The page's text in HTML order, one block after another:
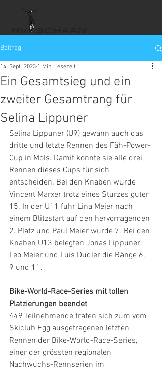
Beitrag
Ein Gesamtsieg und ein
zweiter Gesamtrang für
Selina Lippuner
14. Sept. 2023 1 Min. Lesezeit
Selina Lippuner (U9) gewann auch das
dritte und letzte Rennen des Fäh-Power-
Cup in Mols. Damit konnte sie alle drei
Rennen dieses Cups für sich
entscheiden. Bei den Knaben wurde
Vincent Marxer trotz eines Sturzes guter
15. In der U11 fuhr Lina Meier nach
einem Blitzstart auf den hervorragenden
2. Platz und Paul Meier wurde 7. Bei den
Knaben U13 belegten Jonas Lippuner,
Leo Meier und Luis Dudler die Ränge 6,
9 und 11.
Bike-World-Race-Series mit tollen
Platzierungen beendet
449 Teilnehmende trafen sich zum vom
Skiclub Egg ausgetragenen letzten
Rennen der Bike-World-Race-Series,
einer der grössten regionalen
Nachwuchs-Rennserien im